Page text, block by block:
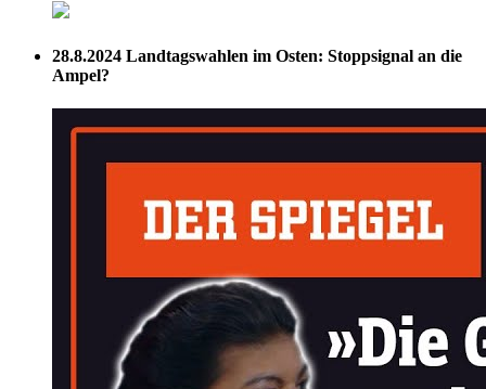
28.8.2024 Landtagswahlen im Osten: Stoppsignal an die
Ampel?